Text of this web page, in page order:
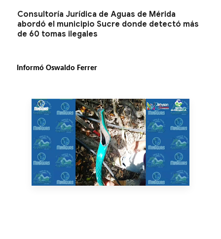
Consultoría Jurídica de Aguas de Mérida
abordó el municipio Sucre donde detectó más
de 60 tomas ilegales
Informó Oswaldo Ferrer